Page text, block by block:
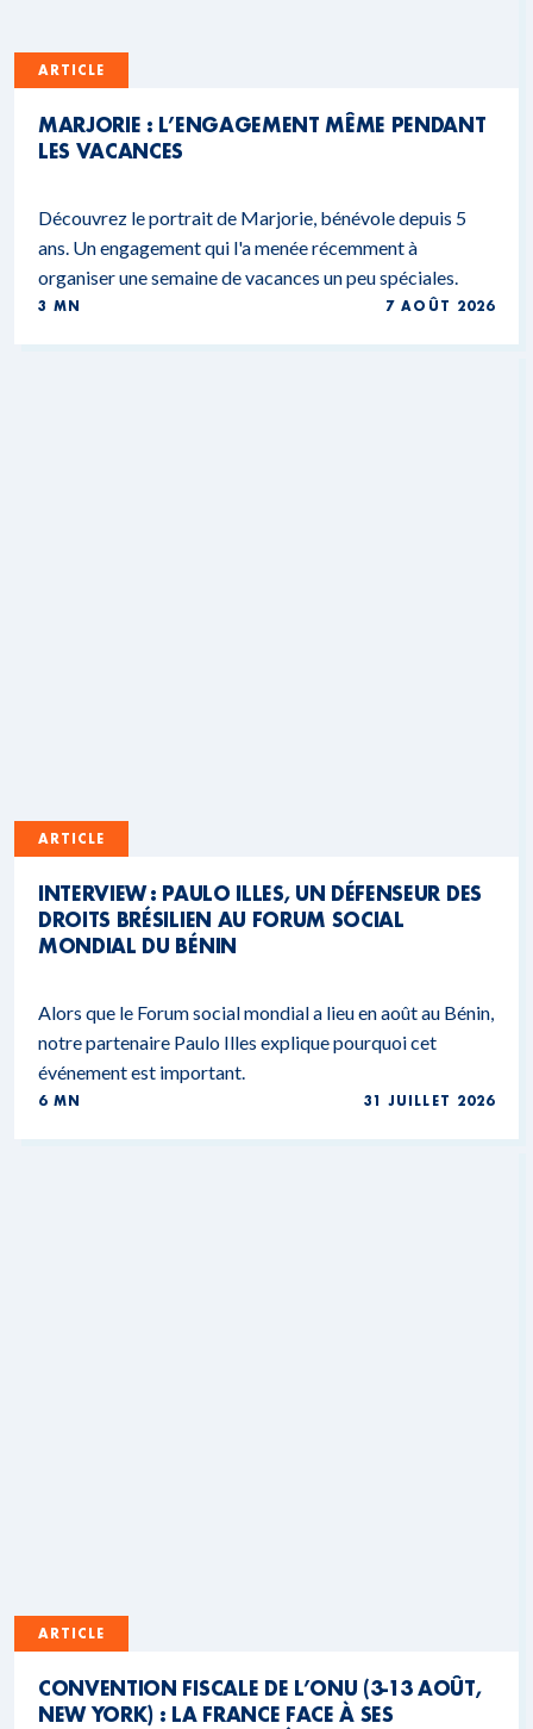
ARTICLE
MARJORIE : L’ENGAGEMENT MÊME PENDANT
LES VACANCES
Découvrez le portrait de Marjorie, bénévole depuis 5
ans. Un engagement qui l'a menée récemment à
organiser une semaine de vacances un peu spéciales.
3 MN 7 AOÛT 2026
ARTICLE
INTERVIEW : PAULO ILLES, UN DÉFENSEUR DES
DROITS BRÉSILIEN AU FORUM SOCIAL
MONDIAL DU BÉNIN
Alors que le Forum social mondial a lieu en août au Bénin,
notre partenaire Paulo Illes explique pourquoi cet
événement est important.
6 MN 31 JUILLET 2026
ARTICLE
CONVENTION FISCALE DE L’ONU (3-13 AOÛT,
NEW YORK) : LA FRANCE FACE À SES